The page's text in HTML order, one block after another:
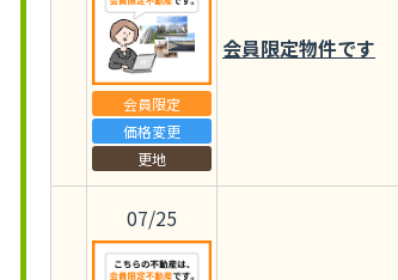
会員限定
価格変更
更地
会員限定物件です
07/25